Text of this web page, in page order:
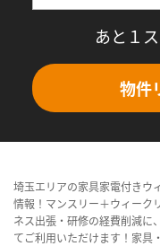
あと１
物件
埼玉エリアの家具家電付きウ
情報！マンスリー＋ウィーク
ネス出張・研修の経費削減に
てご利用いただけます！家具